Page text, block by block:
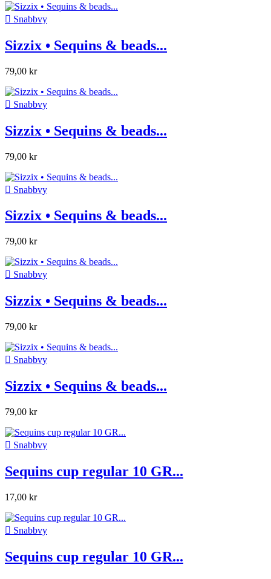
 Snabbvy
Sizzix • Sequins & beads...
79,00 kr
 Snabbvy
Sizzix • Sequins & beads...
79,00 kr
 Snabbvy
Sizzix • Sequins & beads...
79,00 kr
 Snabbvy
Sizzix • Sequins & beads...
79,00 kr
 Snabbvy
Sizzix • Sequins & beads...
79,00 kr
 Snabbvy
Sequins cup regular 10 GR...
17,00 kr
 Snabbvy
Sequins cup regular 10 GR...